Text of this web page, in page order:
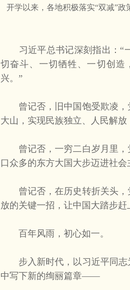
开学以来，各地积极落实“双减”
习近平总书记深刻指出：“
切奋斗、一切牺牲、一切创造
兴。”
曾记否，旧中国饱受欺凌，
大山，实现民族独立、人民解放
曾记否，一穷二白岁月里，
口众多的东方大国大步迈进社会
曾记否，在历史转折关头，
放的关键一招，让中国大踏步
百年风雨，初心如一。
步入新时代，以习近平同志
中写下新的绚丽篇章——